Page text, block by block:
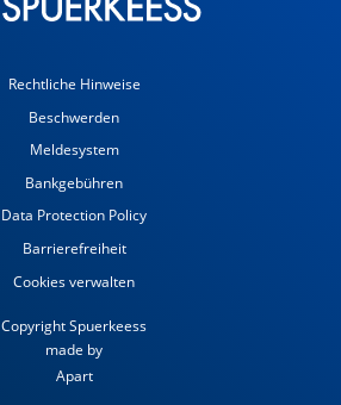
Rechtliche Hinweise
Beschwerden
Meldesystem
Bankgebühren
Data Protection Policy
Barrierefreiheit
Cookies verwalten
Copyright Spuerkeess
made by
Apart